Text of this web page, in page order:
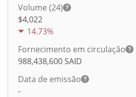
Volume (24)
$4,022
14.73%
Fornecimento em circulação
988,438,600 SAID
Data de emissão
-